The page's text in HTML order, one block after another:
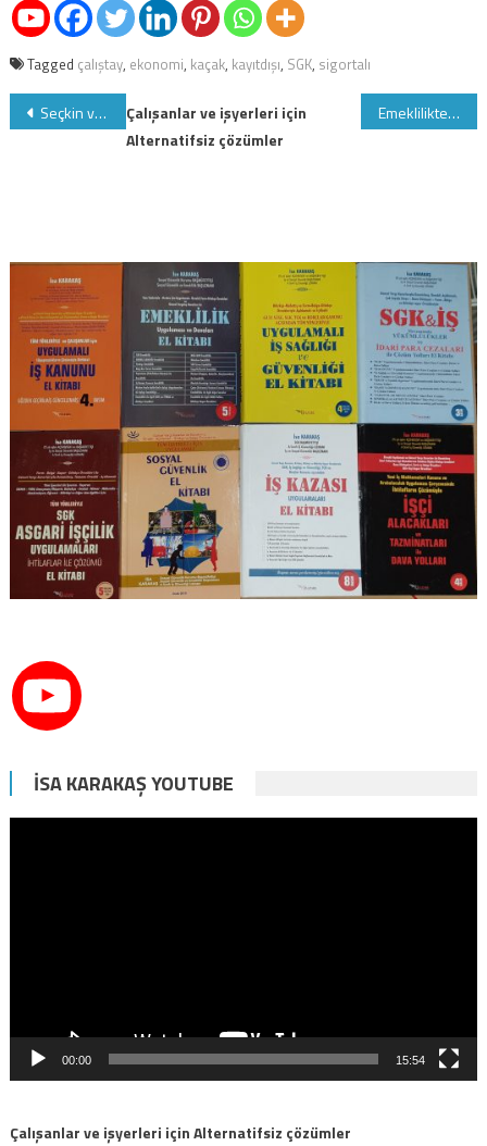
Tagged çalıştay, ekonomi, kaçak, kayıtdışı, SGK, sigortalı
Yazı
gezinmesi
Seçkin ve Kariyer meslek sahibi olmak isteyenler: SGK Denetmeni olmak için kaçırılmayacak Fırsat, 380 denetmen alınacak Emeklilikte yaşa takılanlar, emeklilik bekleyenler ve emekliler tüm sorunlar çözülüyor nasıl mı
Çalışanlar ve işyerleri için
Alternatifsiz çözümler
İSA KARAKAŞ YOUTUBE
00:00 15:54
Çalışanlar ve işyerleri için Alternatifsiz çözümler